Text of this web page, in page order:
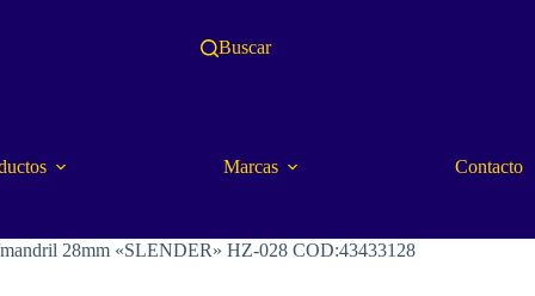
Buscar
Marcas Contacto
28mm «SLENDER» HZ-028 COD:43433128